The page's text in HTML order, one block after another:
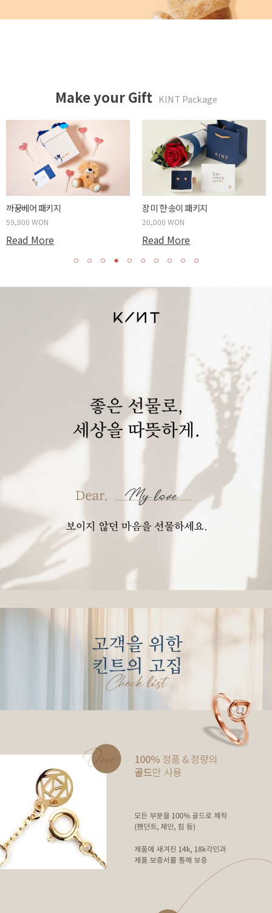
Make your Gift KINT Package
까꿍베어 패키지
59,900 WON
Read More
장미 한 송이 패키지
20,000 WON
Read More